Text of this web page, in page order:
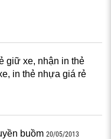
giữ xe, nhận in thẻ
in thẻ nhựa giá rẻ
buồm 20/05/2013